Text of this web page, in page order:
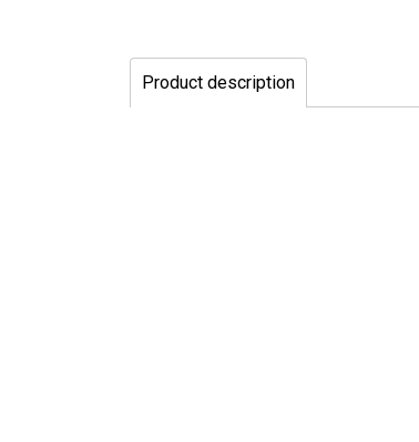
Product description